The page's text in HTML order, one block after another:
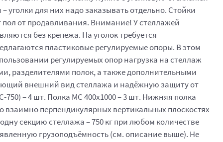
уголки для них надо заказывать отдельно. Стойки
от продавливания. Внимание! У стеллажей
без крепежа. На уголок требуется
пластиковые регулируемые опоры. В этом
регулируемых опор нагрузка на стеллаж
разделителями полок, а также дополнительными
внешний вид стеллажа и надёжную защиту от
– 4 шт. Полка МС 400x1000 – 3 шт. Нижняя полка
взаимно перпендикулярных вертикальных плоскостях
секцию стеллажа – 750 кг при любом количестве
грузоподъёмность (см. описание выше). Не